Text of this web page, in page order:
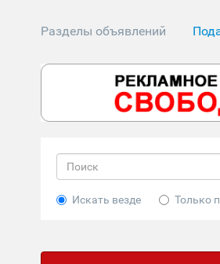
Разделы объявлений
Искать везде Только